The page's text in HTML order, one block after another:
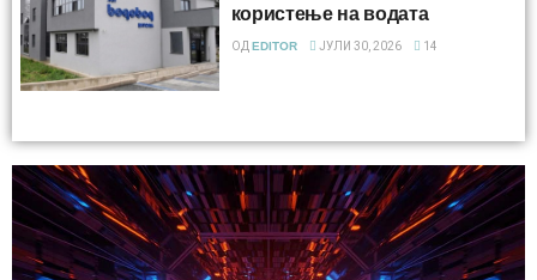
користење на водата
ОД EDITOR ЈУЛИ 30, 2026 14